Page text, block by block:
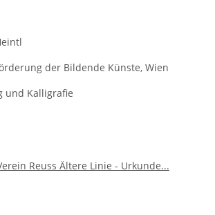
der Bildende Künste, Wien
und Kalligrafie